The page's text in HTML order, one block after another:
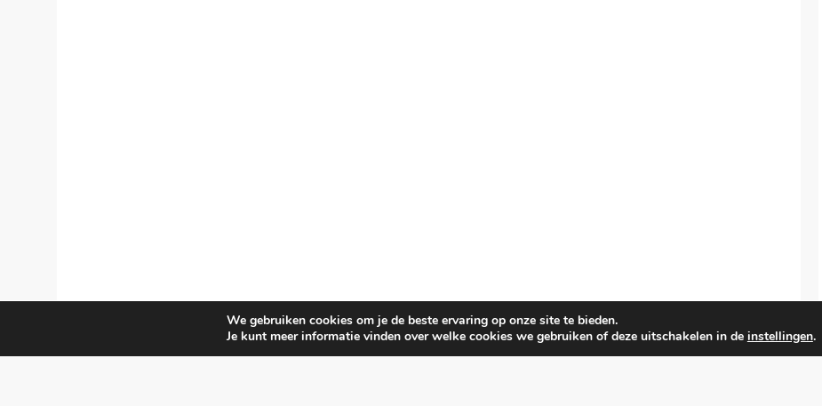
We gebruiken cookies om je de beste ervaring op onze site te bieden.
Je kunt meer informatie vinden over welke cookies we gebruiken of deze uitschakelen in de instellingen.